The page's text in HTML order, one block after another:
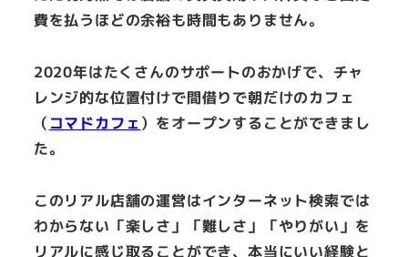
費を払うほどの余裕も時間もありません。
2020年はたくさんのサポートのおかげで、チャ
レンジ的な位置付けで間借りで朝だけのカフェ
（ コマドカフェ ）をオープンすることができまし
た。
このリアル店舗の運営はインターネット検索では
わからない「楽しさ」「難しさ」「やりがい」を
リアルに感じ取ることができ、本当にいい経験と